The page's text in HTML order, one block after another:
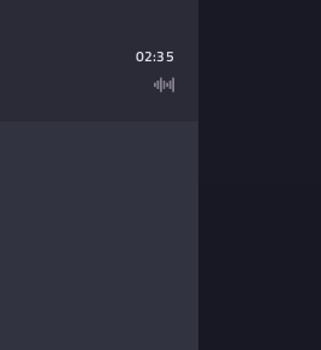
02:35